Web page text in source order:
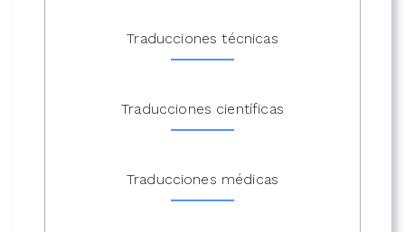
Traducciones técnicas
Traducciones científicas
Traducciones médicas